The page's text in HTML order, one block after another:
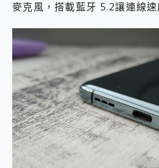
麥克風，搭載藍牙 5.2讓連線速